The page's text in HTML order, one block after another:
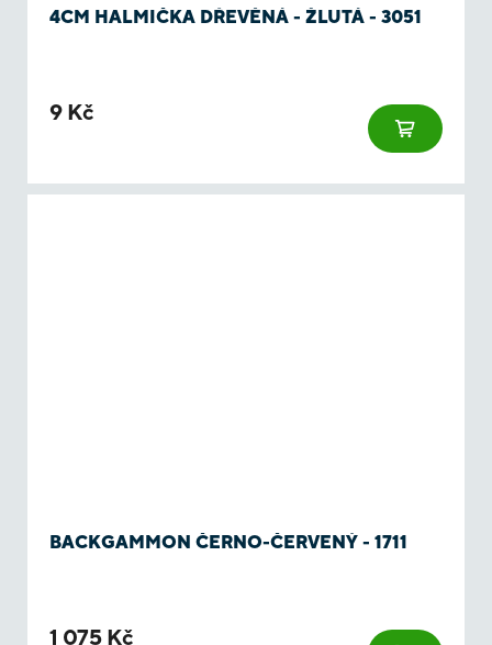
4CM HALMIČKA DŘEVĚNÁ - ŽLUTÁ - 3051
9 Kč
BACKGAMMON ČERNO-ČERVENÝ - 1711
1 075 Kč